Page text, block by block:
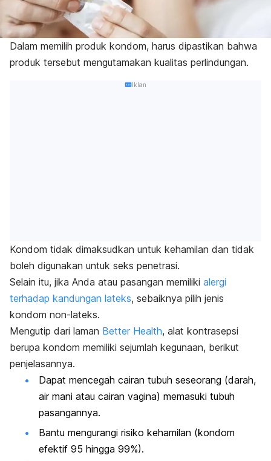
Dalam memilih produk kondom, harus dipastikan bahwa
produk tersebut mengutamakan kualitas perlindungan.
Iklan
Kondom tidak dimaksudkan untuk kehamilan dan tidak
boleh digunakan untuk seks penetrasi.
Selain itu, jika Anda atau pasangan memiliki alergi
terhadap kandungan lateks, sebaiknya pilih jenis
kondom non-lateks.
Mengutip dari laman Better Health, alat kontrasepsi
berupa kondom memiliki sejumlah kegunaan, berikut
penjelasannya.
Dapat mencegah cairan tubuh seseorang (darah,
air mani atau cairan vagina) memasuki tubuh
pasangannya.
Bantu mengurangi risiko kehamilan (kondom
efektif 95 hingga 99%).